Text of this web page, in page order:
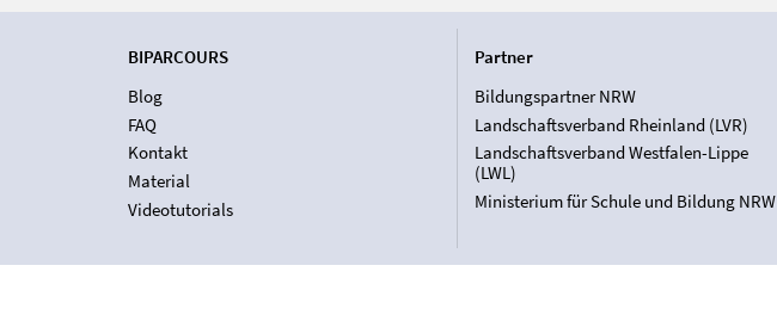
BIPARCOURS
Blog
FAQ
Kontakt
Material
Videotutorials
Partner
Bildungspartner NRW
Landschaftsverband Rheinland (LVR)
Landschaftsverband Westfalen-Lippe
(LWL)
Ministerium für Schule und Bildung NRW